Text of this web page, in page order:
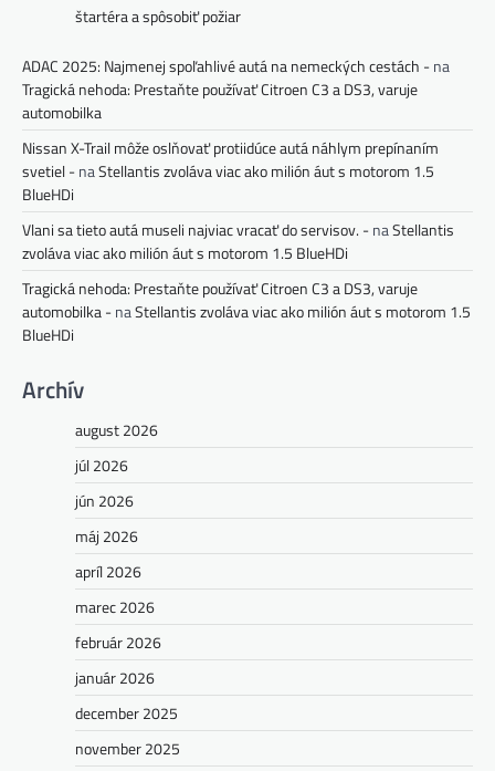
štartéra a spôsobiť požiar
ADAC 2025: Najmenej spoľahlivé autá na nemeckých cestách -na
Tragická nehoda: Prestaňte používať Citroen C3 a DS3, varuje
automobilka
Nissan X-Trail môže oslňovať protiidúce autá náhlym prepínaním
svetiel -naStellantis zvoláva viac ako milión áut s motorom 1.5
BlueHDi
Vlani sa tieto autá museli najviac vracať do servisov. -naStellantis
zvoláva viac ako milión áut s motorom 1.5 BlueHDi
Tragická nehoda: Prestaňte používať Citroen C3 a DS3, varuje
automobilka -naStellantis zvoláva viac ako milión áut s motorom 1.5
BlueHDi
Archív
august 2026
júl 2026
jún 2026
máj 2026
apríl 2026
marec 2026
február 2026
január 2026
december 2025
november 2025